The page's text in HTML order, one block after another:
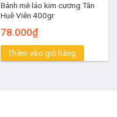
Bánh mè láo kim cương Tân
Huê Viên 400gr
78.000₫
Thêm vào giỏ hàng